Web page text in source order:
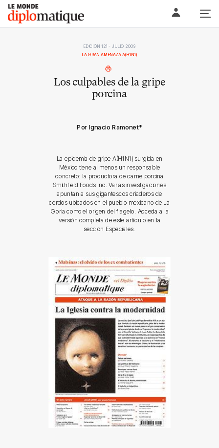
Skip
content
Le monde diplomatique
EDICIÓN 121 - JULIO 2009
LA GRAN AMENAZA A(H1N1)
Los culpables de la gripe
porcina
Por Ignacio Ramonet*
La epidemia de gripe A(H1N1) surgida en
México tiene al menos un responsable
concreto: la productora de carne porcina
Smithfield Foods Inc. Varias investigaciones
apuntan a sus gigantescos criaderos de
cerdos ubicados en el pueblo mexicano de La
Gloria como el origen del flagelo. Acceda a la
versión completa de este artículo en la
sección Especiales.